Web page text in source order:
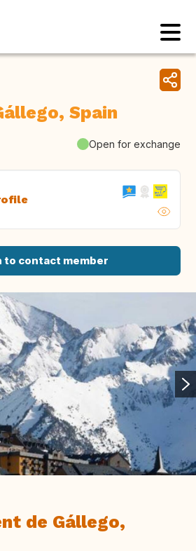
Spain
Open for exchange
to contact member
de Gállego,